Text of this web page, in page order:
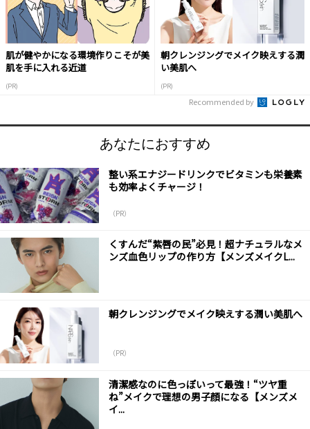
肌が健やかになる環境作りこそが美
肌を手に入れる近道
(PR)
朝クレンジングでメイク映えする潤
い美肌へ
(PR)
Recommended by
あなたにおすすめ
整い系エナジードリンクでビタミンも栄養素
も効率よくチャージ！
（PR）
くすんだ“紫唇の民”必見！超ナチュラルなメ
ンズ血色リップの作り方【メンズメイクL...
朝クレンジングでメイク映えする潤い美肌へ
（PR）
清潔感なのに色っぽいって最強！“ツヤ重
ね”メイクで理想の男子顔になる【メンズメ
イ...